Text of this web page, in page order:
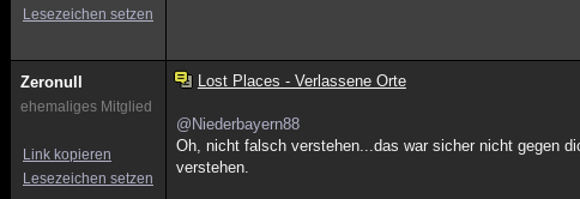
Lesezeichen setzen
Zeronull
ehemaliges Mitglied
Link kopieren
Lesezeichen setzen
Lost Places - Verlassene Orte
@Niederbayern88
Oh, nicht falsch verstehen...das war sicher nicht gegen
verstehen.